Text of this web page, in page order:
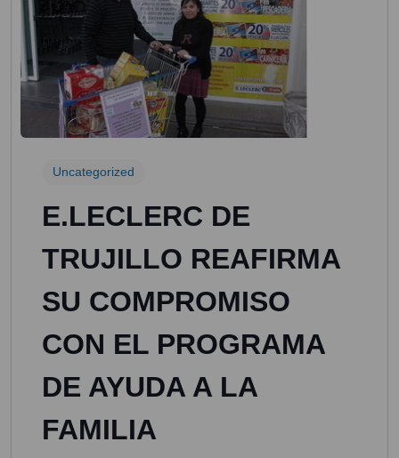
Uncategorized
E.LECLERC DE
TRUJILLO REAFIRMA
SU COMPROMISO
CON EL PROGRAMA
DE AYUDA A LA
FAMILIA